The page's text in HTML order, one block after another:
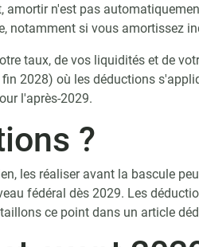
amortir n'est pas
notamment si vous amortissez
taux, de vos liquidités et de
2028) où les déductions
l'après-2029.
?
les réaliser avant la bascule
fédéral dès 2029. Les
ce point dans un article